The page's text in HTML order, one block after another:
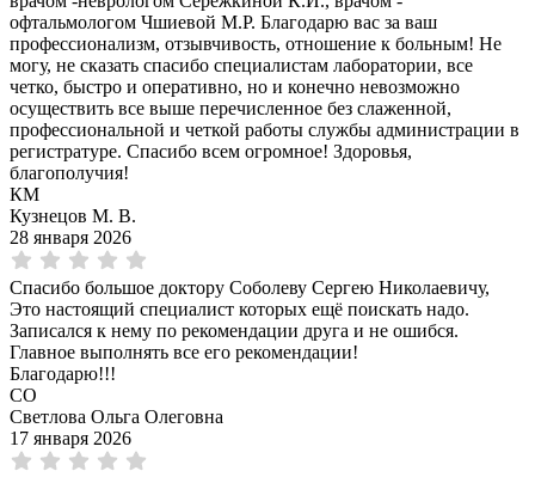
офтальмологом Чшиевой М.Р. Благодарю вас за ваш
профессионализм, отзывчивость, отношение к больным! Не
могу, не сказать спасибо специалистам лаборатории, все
четко, быстро и оперативно, но и конечно невозможно
осуществить все выше перечисленное без слаженной,
профессиональной и четкой работы службы администрации в
регистратуре. Спасибо всем огромное! Здоровья,
благополучия!
КМ
Кузнецов М. В.
28 января 2026
Спасибо большое доктору Соболеву Сергею Николаевичу,
Это настоящий специалист которых ещё поискать надо.
Записался к нему по рекомендации друга и не ошибся.
Главное выполнять все его рекомендации!
Благодарю!!!
СО
Светлова Ольга Олеговна
17 января 2026